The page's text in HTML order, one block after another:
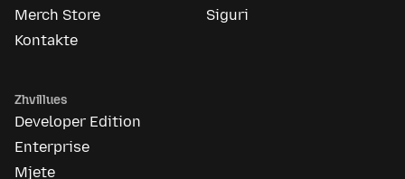
Merch Store
Kontakte
Siguri
Zhvillues
Developer Edition
Enterprise
Mjete